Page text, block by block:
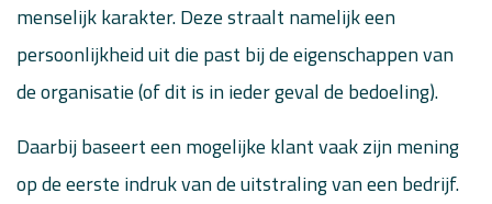
menselijk karakter. Deze straalt namelijk een
persoonlijkheid uit die past bij de eigenschappen van
de organisatie (of dit is in ieder geval de bedoeling).
Daarbij baseert een mogelijke klant vaak zijn mening
op de eerste indruk van de uitstraling van een bedrijf.